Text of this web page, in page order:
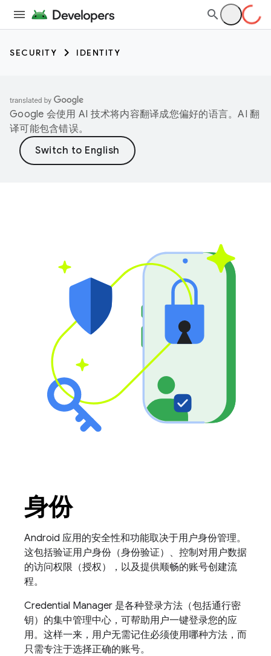
SECURITY IDENTITY
Google 会使用 AI 技术将内容翻译成您偏好的语言。AI 翻
译可能包含错误。
身份
Android 应用的安全性和功能取决于用户身份管理。
这包括验证用户身份（身份验证）、控制对用户数据
的访问权限（授权），以及提供顺畅的账号创建流
程。
Credential Manager 是各种登录方法（包括通行密
钥）的集中管理中心，可帮助用户一键登录您的应
用。这样一来，用户无需记住必须使用哪种方法，而
只需专注于选择正确的账号。